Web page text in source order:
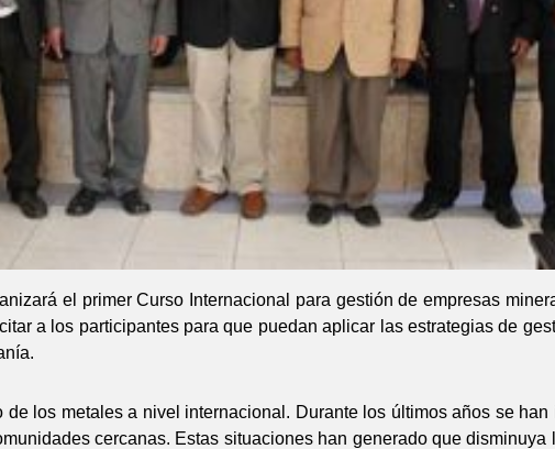
el primer Curso Internacional para gestión de empresas
a los participantes para que puedan aplicar las estrategias de
los metales a nivel internacional. Durante los últimos años se
cercanas. Estas situaciones han generado que